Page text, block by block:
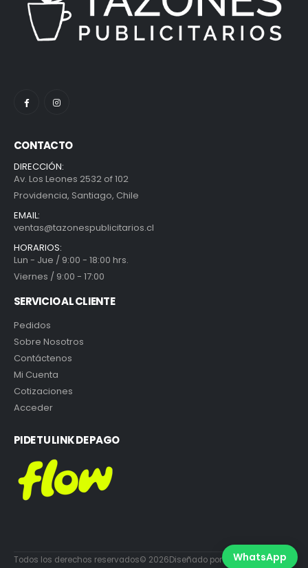
CONTACTO
DIRECCIÓN:
Av. Los Leones 2532 of 102
Providencia, Santiago, Chile
EMAIL:
ventas@tazonespublicitarios.cl
HORARIOS:
Lun - Jue / 9:00 - 18:00 hrs.
Viernes / 9:00 - 17:00
SERVICIO AL CLIENTE
Pedidos
Sobre Nosotros
Contáctenos
Mi Cuenta
Cotizaciones
Acceder
PIDE TU LINK DE PAGO
Todos los derechos reservados© 2026Diseñado por DiabloEstudio.cl
WhatsApp